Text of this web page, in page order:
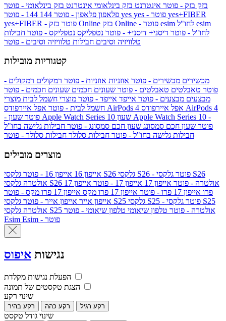
בזק בזק - פוטר אינטרנט בזק בינלאומי אינטרנט בזק בינלאומי - פוטר
פלאפון פלאפון - פוטר 144 yes
yes+FIBER
yes+FIBER - פוטר בזק Online
esim
לחו"ל - פוטר דיסני+ דיסני+ - פוטר נטפליקס נטפליקס - פוטר חבילות
טלוויזיה וסיבים חבילות טלוויזיה וסיבים - פוטר
קטגוריות מובילות
מכשירים מכשירים - פוטר אוזניות אוזניות - פוטר רמקולים רמקולים -
פוטר טאבלטים טאבלטים - פוטר שעונים חכמים שעונים חכמים - פוטר
מבצעים מבצעים - פוטר אייפד אייפד - פוטר מוצרי חשמל לבית מוצרי
חשמל לבית - פוטר אפל איירפודס AirPods 4 אפל איירפודס AirPods 4
- פוטר שעון Apple Watch Series 10 שעון Apple Watch Series 10 -
פוטר שעון חכם סמסונג שעון חכם סמסונג - פוטר חבילות גלישה בחו"ל
חבילות גלישה בחו"ל - פוטר חבילות סלולר חבילות סלולר - פוטר
מוצרים מובילים
אייפון 16 אייפון 16 - פוטר גלקסי S26 גלקסי S26 - פוטר גלקסי S26
אולטרה
גלקסי S26 אולטרה - פוטר אייפון 17 אייפון 17 - פוטר
אייפון 17
פרו אייפון 17 פרו - פוטר אייפון 17 פרו מקס
אייפון 17 פרו מקס - פוטר
אייפון אייר אייפון אייר - פוטר גלקסי S25 גלקסי S25 - פוטר גלקסי S25
אולטרה
גלקסי S25 אולטרה - פוטר טלפון שיאומי טלפון שיאומי - פוטר
Esim
Esim - פוטר
נגישות איפוס
הפעלת נגישות מקלדת
הצגת טקסטים של תמונה
שינוי רקע
רקע בהיר רקע כהה רקע רגיל
שינוי גודל טקסט